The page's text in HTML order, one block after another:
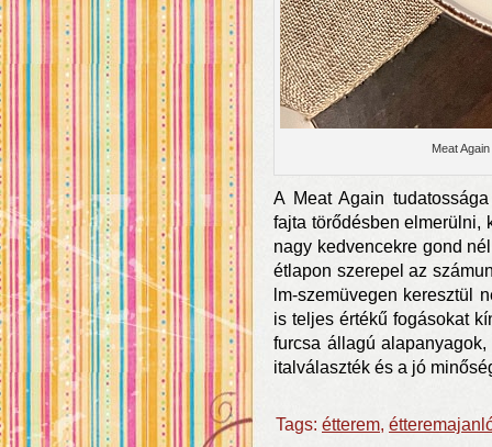
Meat
A Meat Again
fajta törődésben elmerülni,
nagy kedvencekre gond
étlapon szerepel az
lm-szemüvegen keresztül
is teljes értékű fogásokat
furcsa állagú
italválaszték és a jó
Tags: étterem,